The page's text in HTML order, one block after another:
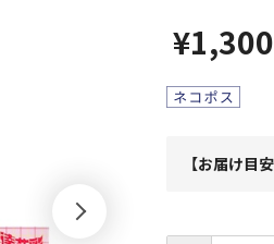
¥1,300
【お届け目